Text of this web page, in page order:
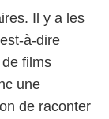
Il y a les
à-dire
films
une
de raconter